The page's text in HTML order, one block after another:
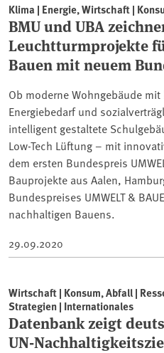
Klima | Energie, Wirtschaft |
BMU und UBA
Leuchtturmprojekte
Bauen mit neuem
Ob moderne Wohngebäude
Energiebedarf und
intelligent gestaltete
Low-Tech Lüftung – mit
dem ersten Bundespreis
Bauprojekte aus Aalen,
Bundespreises UMWELT &
nachhaltigen Bauens.
29.09.2020
Wirtschaft | Konsum, Abfall |
Strategien | Internationales
Datenbank zeigt
UN-